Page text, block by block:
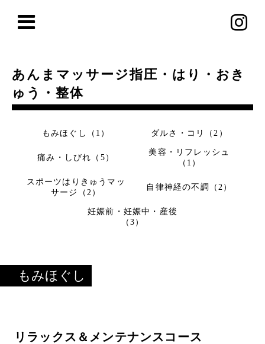
あんまマッサージ指圧・はり・おき
ゅう・整体
もみほぐし（1） ダルさ・コリ（2）
痛み・しびれ（5）
美容・リフレッシュ
（1）
スポーツはりきゅうマッ
サージ（2）
自律神経の不調（2）
妊娠前・妊娠中・産後
（3）
もみほぐし
リラックス＆メンテナンスコース